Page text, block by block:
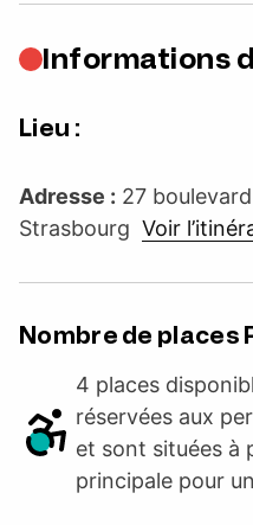
Informations
Lieu :
Adresse : 27
Strasbourg Voir
Nombre de places
4 places
réservées aux
et sont situées à
principale pour